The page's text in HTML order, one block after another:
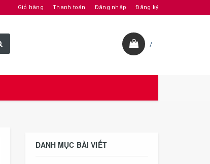
Giỏ hàng Thanh toán Đăng nhập Đăng ký
/
DANH MỤC BÀI VIẾT